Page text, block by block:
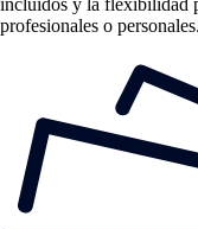
profesionales o personales.